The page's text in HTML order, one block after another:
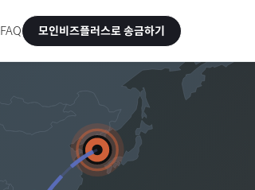
FAQ 모인비즈플러스로 송금하기